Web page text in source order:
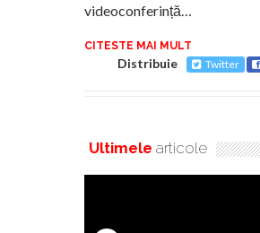
videoconferință…
CITESTE MAI MULT
Distribuie Twitter
Ultimele articole